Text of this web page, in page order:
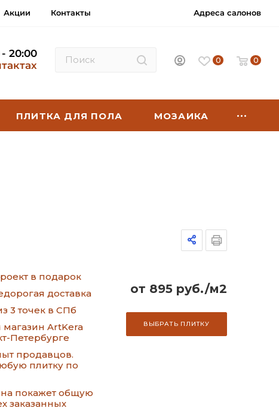
Акции Контакты Адреса салонов
20:00
0 0
ПЛИТКА ДЛЯ ПОЛА МОЗАИКА
в подарок
доставка
3 точек в СПб
ArtKera
Петербурге
продавцов.
плитку по
покажет общую
заказанных
от 895 руб./м2
ВЫБРАТЬ ПЛИТКУ